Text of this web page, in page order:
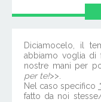
Diciamocelo, il
abbiamo voglia di
nostre mani per
per te!>>.
Nel caso specifico "
fatto da noi